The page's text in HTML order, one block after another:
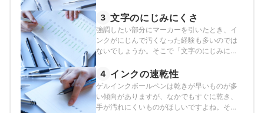
ら評価してもらいました。グリップの太さグ
リップ素材の触り心地グリップの凹凸の有無
ペンの長さペンの重さペン軸とのバランス
3 文字のにじみにくさ
強調したい部分にマーカーを引いたとき、イ
ンクがにじんで汚くなった経験も多いのでは
ないでしょうか。そこで「文字のにじみにく
あとに、水性マーカーでなぞり、文字のにじ
みが少ないものほど高評価としました。
4 インクの速乾性
ゲルインクボールペンは乾きが早いものが多
い傾向がありますが、なかでもすぐに乾き、
手が汚れにくいものがほしいですよね。そこ